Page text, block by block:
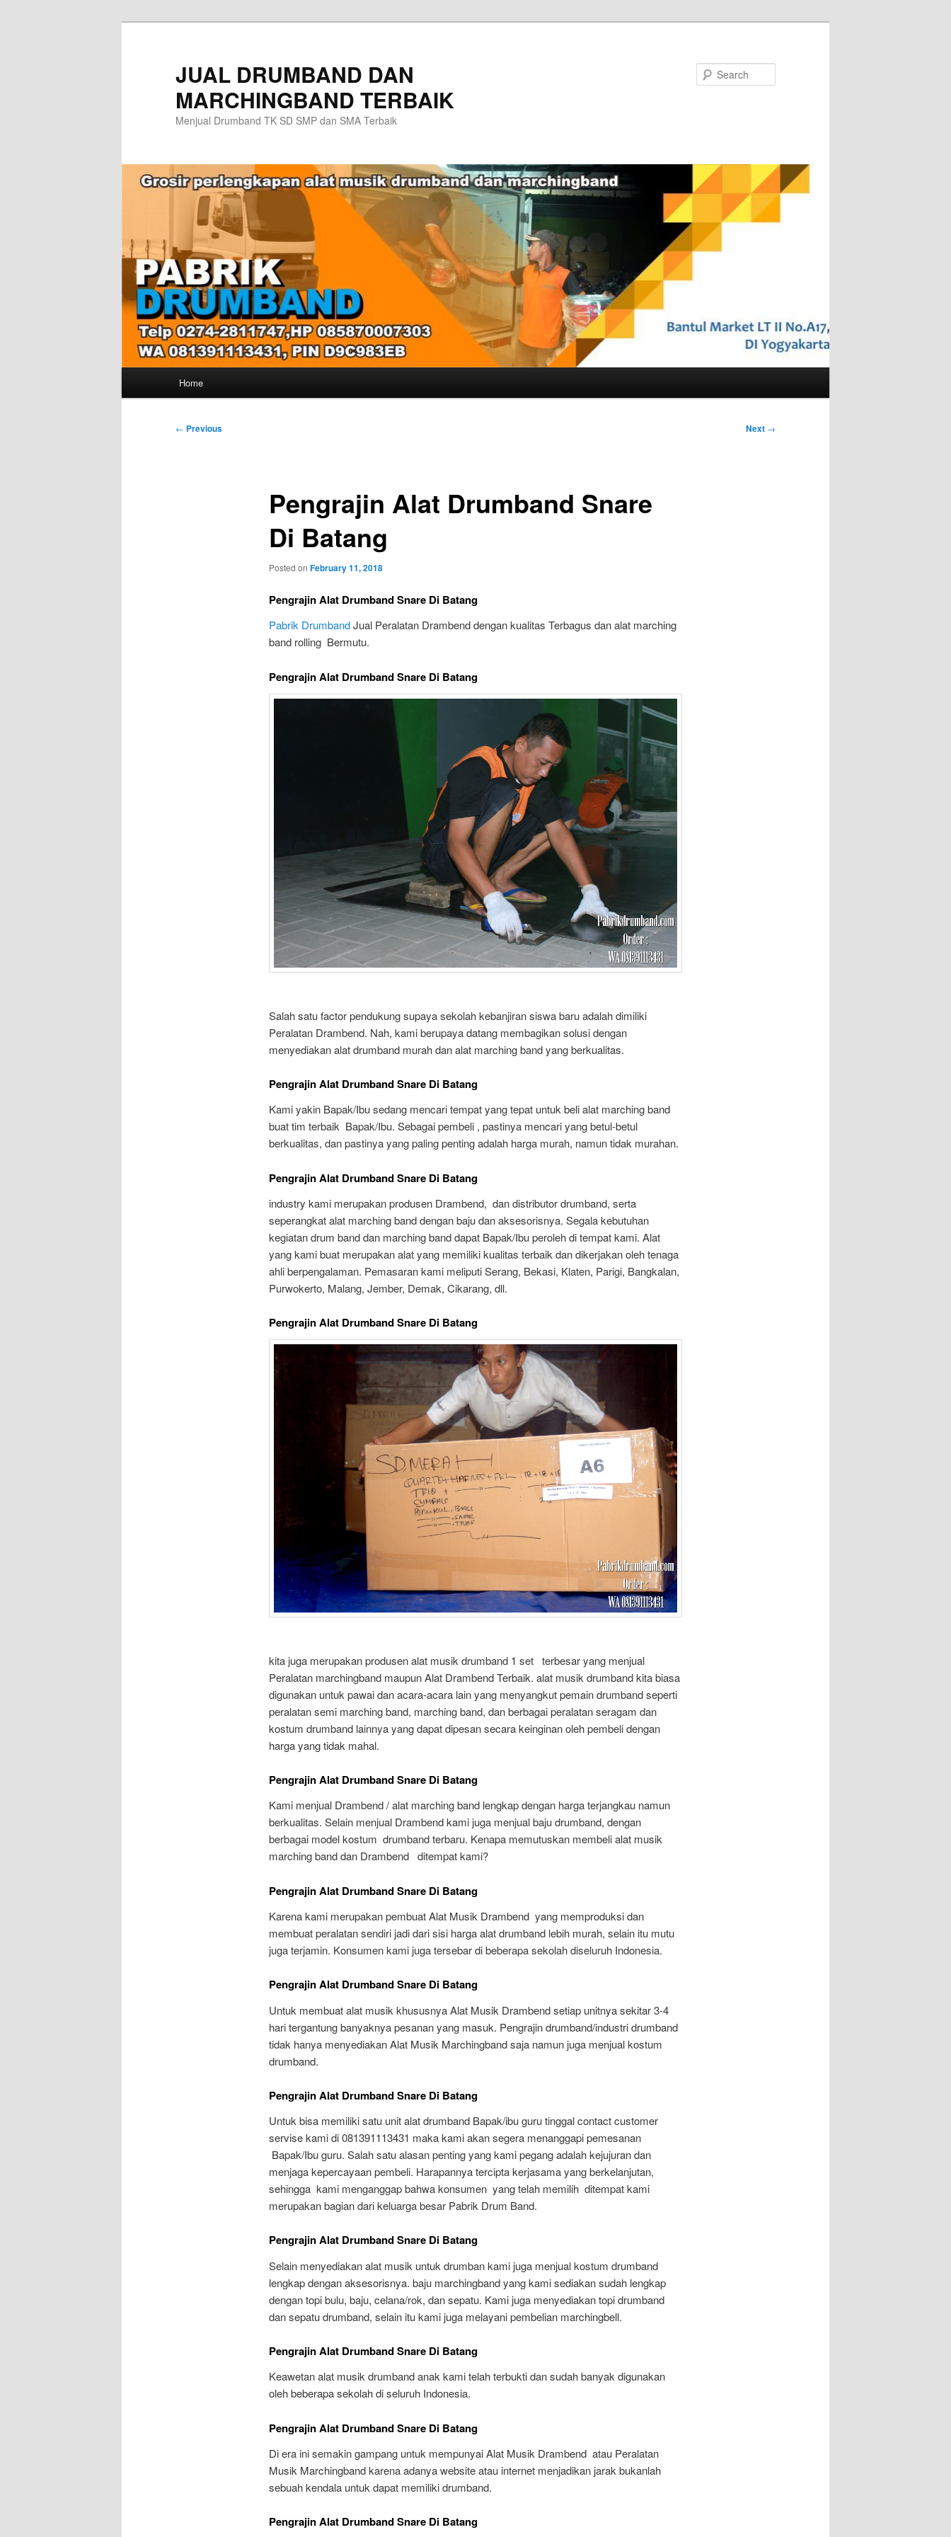
JUAL DRUMBAND DAN
MARCHINGBAND TERBAIK
Menjual Drumband TK SD SMP dan SMA Terbaik
Home
Post
← Previous Next →
Pengrajin Alat Drumband Snare
Di Batang
Posted on February 11, 2018
Pengrajin Alat Drumband Snare Di Batang
Pabrik DrumbandJual Peralatan Drambend dengan kualitas Terbagus dan alat marching
band rolling Bermutu.
Pengrajin Alat Drumband Snare Di Batang
Salah satu factor pendukung supaya sekolah kebanjiran siswa baru adalah dimiliki
Peralatan Drambend. Nah, kami berupaya datang membagikan solusi dengan
menyediakan alat drumband murah dan alat marching band yang berkualitas.
Pengrajin Alat Drumband Snare Di Batang
Kami yakin Bapak/Ibu sedang mencari tempat yang tepat untuk beli alat marching band
buat tim terbaik Bapak/Ibu. Sebagai pembeli , pastinya mencari yang betul-betul
berkualitas, dan pastinya yang paling penting adalah harga murah, namun tidak murahan.
Pengrajin Alat Drumband Snare Di Batang
industry kami merupakan produsen Drambend, dan distributor drumband, serta
seperangkat alat marching band dengan baju dan aksesorisnya. Segala kebutuhan
kegiatan drum band dan marching band dapat Bapak/Ibu peroleh di tempat kami. Alat
yang kami buat merupakan alat yang memiliki kualitas terbaik dan dikerjakan oleh tenaga
ahli berpengalaman. Pemasaran kami meliputi Serang, Bekasi, Klaten, Parigi, Bangkalan,
Purwokerto, Malang, Jember, Demak, Cikarang, dll.
Pengrajin Alat Drumband Snare Di Batang
kita juga merupakan produsen alat musik drumband 1 set terbesar yang menjual
Peralatan marchingband maupun Alat Drambend Terbaik. alat musik drumband kita biasa
digunakan untuk pawai dan acara-acara lain yang menyangkut pemain drumband seperti
peralatan semi marching band, marching band, dan berbagai peralatan seragam dan
kostum drumband lainnya yang dapat dipesan secara keinginan oleh pembeli dengan
harga yang tidak mahal.
Pengrajin Alat Drumband Snare Di Batang
Kami menjual Drambend / alat marching band lengkap dengan harga terjangkau namun
berkualitas. Selain menjual Drambend kami juga menjual baju drumband, dengan
berbagai model kostum drumband terbaru. Kenapa memutuskan membeli alat musik
marching band dan Drambend ditempat kami?
Pengrajin Alat Drumband Snare Di Batang
Karena kami merupakan pembuat Alat Musik Drambend yang memproduksi dan
membuat peralatan sendiri jadi dari sisi harga alat drumband lebih murah, selain itu mutu
juga terjamin. Konsumen kami juga tersebar di beberapa sekolah diseluruh Indonesia.
Pengrajin Alat Drumband Snare Di Batang
Untuk membuat alat musik khususnya Alat Musik Drambend setiap unitnya sekitar 3-4
hari tergantung banyaknya pesanan yang masuk. Pengrajin drumband/industri drumband
tidak hanya menyediakan Alat Musik Marchingband saja namun juga menjual kostum
drumband.
Pengrajin Alat Drumband Snare Di Batang
Untuk bisa memiliki satu unit alat drumband Bapak/ibu guru tinggal contact customer
servise kami di 081391113431 maka kami akan segera menanggapi pemesanan
Bapak/Ibu guru. Salah satu alasan penting yang kami pegang adalah kejujuran dan
menjaga kepercayaan pembeli. Harapannya tercipta kerjasama yang berkelanjutan,
sehingga kami menganggap bahwa konsumen yang telah memilih ditempat kami
merupakan bagian dari keluarga besar Pabrik Drum Band.
Pengrajin Alat Drumband Snare Di Batang
Selain menyediakan alat musik untuk drumban kami juga menjual kostum drumband
lengkap dengan aksesorisnya. baju marchingband yang kami sediakan sudah lengkap
dengan topi bulu, baju, celana/rok, dan sepatu. Kami juga menyediakan topi drumband
dan sepatu drumband, selain itu kami juga melayani pembelian marchingbell.
Pengrajin Alat Drumband Snare Di Batang
Keawetan alat musik drumband anak kami telah terbukti dan sudah banyak digunakan
oleh beberapa sekolah di seluruh Indonesia.
Pengrajin Alat Drumband Snare Di Batang
Di era ini semakin gampang untuk mempunyai Alat Musik Drambend atau Peralatan
Musik Marchingband karena adanya website atau internet menjadikan jarak bukanlah
sebuah kendala untuk dapat memiliki drumband.
Pengrajin Alat Drumband Snare Di Batang